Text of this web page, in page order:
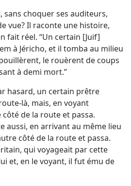
sans choquer ses auditeurs,
vue? Il raconte une histoire,
fait réel. “Un certain [Juif]
à Jéricho, et il tomba au milieu
le rouèrent de coups
à demi mort.”
hasard, un certain prêtre
là, mais, en voyant
côté de la route et passa.
aussi, en arrivant au même lieu
côté de la route et passa.
qui voyageait par cette
et, en le voyant, il fut ému de